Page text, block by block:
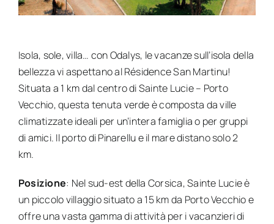
Isola, sole, villa… con Odalys, le vacanze sull’isola della
bellezza vi aspettano al Résidence San Martinu!
Situata a 1 km dal centro di Sainte Lucie – Porto
Vecchio, questa tenuta verde è composta da ville
climatizzate ideali per un’intera famiglia o per gruppi
di amici. Il porto di Pinarellu e il mare distano solo 2
km.
Posizione: Nel sud-est della Corsica, Sainte Lucie è
un piccolo villaggio situato a 15 km da Porto Vecchio e
offre una vasta gamma di attività per i vacanzieri di